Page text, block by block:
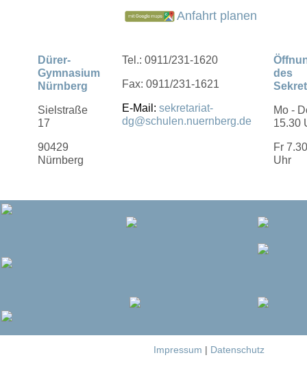
Anfahrt planen
Dürer-
Gymnasium
Nürnberg
Sielstraße
17
90429
Nürnberg
Tel.: 0911/231-1620
Fax: 0911/231-1621
E-Mail: sekretariat-
dg@schulen.nuernberg.de
des
Mo -
15.30
Fr
Uhr
Impressum | Datenschutz